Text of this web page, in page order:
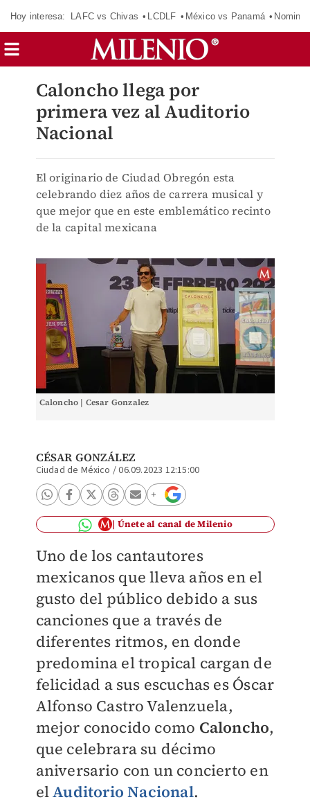
Hoy interesa: LAFC vs Chivas LCDLF México vs Panamá
Caloncho llega por
primera vez al Auditorio
Nacional
El originario de Ciudad Obregón esta
celebrando diez años de carrera musical y
que mejor que en este emblemático recinto
de la capital mexicana
Caloncho | Cesar Gonzalez
CÉSAR GONZÁLEZ
Ciudad de México /06.09.2023 12:15:00
Únete al canal de Milenio
Uno de los cantautores
mexicanos que lleva años en el
gusto del público debido a sus
canciones que a través de
diferentes ritmos, en donde
predomina el tropical cargan de
felicidad a sus escuchas es Óscar
Alfonso Castro Valenzuela,
mejor conocido como Caloncho,
que celebrara su décimo
aniversario con un concierto en
elAuditorio Nacional.